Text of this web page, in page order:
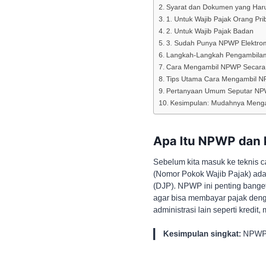
Syarat dan Dokumen yang
1. Untuk Wajib Pajak Orang
2. Untuk Wajib Pajak Badan
3. Sudah Punya NPWP
Langkah-Langkah
Cara Mengambil NPWP
Tips Utama Cara Mengambil
Pertanyaan Umum Seputar
Kesimpulan: Mudahnya
Apa Itu NPWP dan
Sebelum kita masuk ke teknis
(Nomor Pokok Wajib Pajak)
(DJP). NPWP ini penting
agar bisa membayar pajak
administrasi lain seperti kredit,
Kesimpulan singkat: